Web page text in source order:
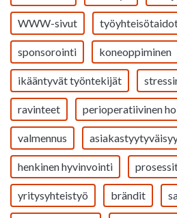
WWW-sivut
sponsorointi koneoppiminen
ikääntyvät työntekijät
ravinteet perioperatiivinen
valmennus
henkinen hyvinvointi
yritysyhteistyö brändit